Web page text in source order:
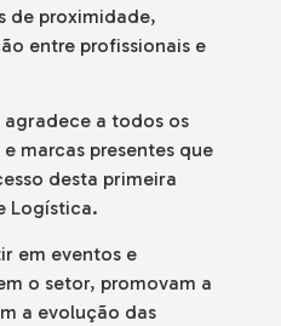
de proximidade,
entre profissionais e
agradece a todos os
marcas presentes que
desta primeira
Logística.
em eventos e
o setor, promovam a
a evolução das